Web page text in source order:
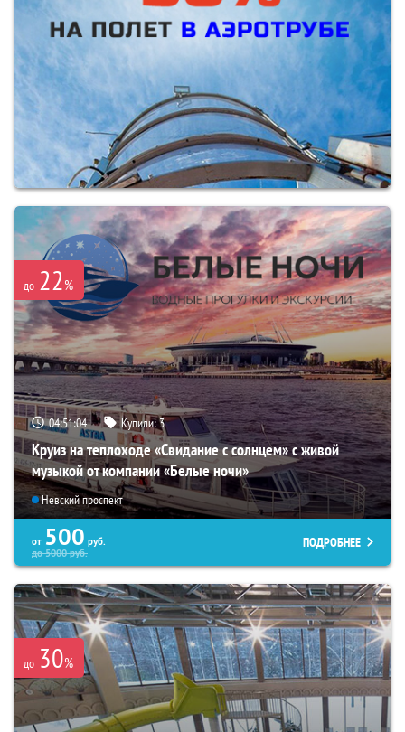
до 22%
04:51:03 Купили:3
Круиз на теплоходе «Свидание с солнцем» с живой
музыкой от компании «Белые ночи»
Невский проспект
от 500 руб.
до5000руб.
ПОДРОБНЕЕ
до 30%